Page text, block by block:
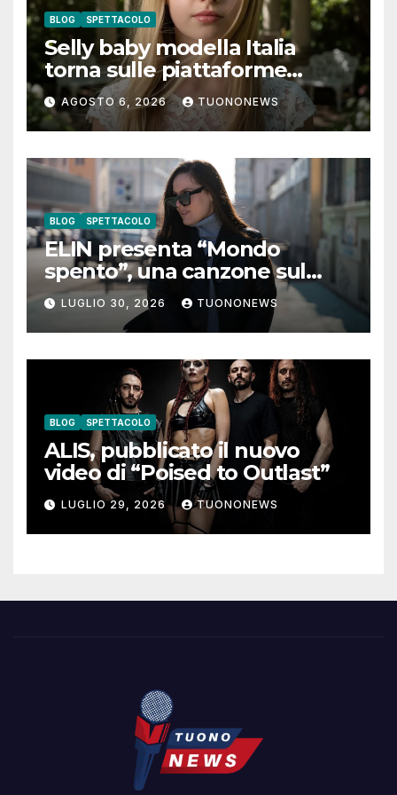
BLOG SPETTACOLO
Selly baby modella Italia
torna sulle piattaforme
digitali con “Luna lei mi
guarda”
AGOSTO 6, 2026 TUONONEWS
BLOG SPETTACOLO
ELIN presenta “Mondo
spento”, una canzone sul
coraggio di lasciare andare i
pensieri negativi
LUGLIO 30, 2026 TUONONEWS
BLOG SPETTACOLO
ALIS, pubblicato il nuovo
video di “Poised to Outlast”
LUGLIO 29, 2026 TUONONEWS